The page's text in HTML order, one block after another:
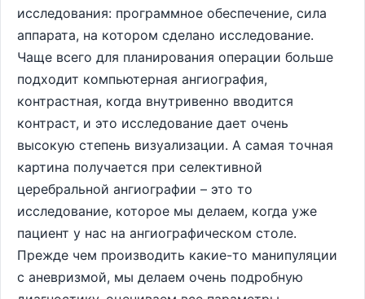
исследования: программное обеспечение, сила
аппарата, на котором сделано исследование.
Чаще всего для планирования операции больше
подходит компьютерная ангиография,
контрастная, когда внутривенно вводится
контраст, и это исследование дает очень
высокую степень визуализации. А самая точная
картина получается при селективной
церебральной ангиографии – это то
исследование, которое мы делаем, когда уже
пациент у нас на ангиографическом столе.
Прежде чем производить какие-то манипуляции
с аневризмой, мы делаем очень подробную